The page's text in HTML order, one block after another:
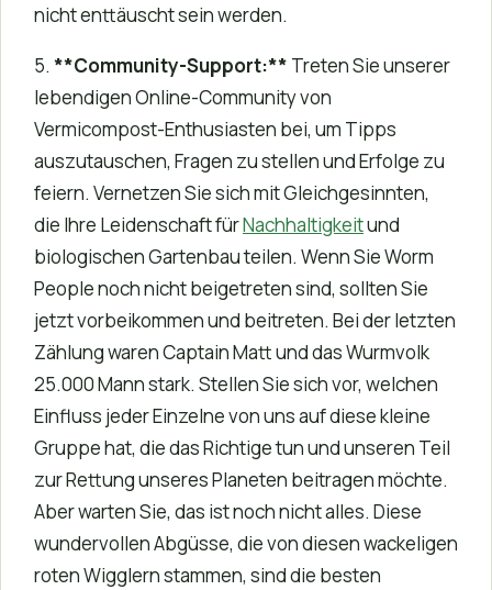
nicht enttäuscht sein werden.
5. **Community-Support:** Treten Sie unserer
lebendigen Online-Community von
Vermicompost-Enthusiasten bei, um Tipps
auszutauschen, Fragen zu stellen und Erfolge zu
feiern. Vernetzen Sie sich mit Gleichgesinnten,
die Ihre Leidenschaft fürNachhaltigkeitund
biologischen Gartenbau teilen. Wenn Sie Worm
People noch nicht beigetreten sind, sollten Sie
jetzt vorbeikommen und beitreten. Bei der letzten
Zählung waren Captain Matt und das Wurmvolk
25.000 Mann stark. Stellen Sie sich vor, welchen
Einfluss jeder Einzelne von uns auf diese kleine
Gruppe hat, die das Richtige tun und unseren Teil
zur Rettung unseres Planeten beitragen möchte.
Aber warten Sie, das ist noch nicht alles. Diese
wundervollen Abgüsse, die von diesen wackeligen
roten Wigglern stammen, sind die besten